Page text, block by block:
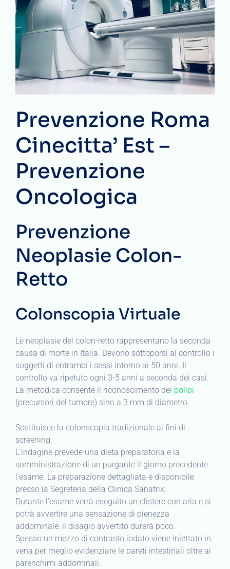
Prevenzione Roma
Cinecitta’ Est –
Prevenzione
Oncologica
Prevenzione
Neoplasie Colon-
Retto
Colonscopia Virtuale
Le neoplasie del colon-retto rappresentano la seconda
causa di morte in Italia. Devono sottoporsi al controllo i
soggetti di entrambi i sessi intorno ai 50 anni. Il
controllo va ripetuto ogni 3-5 anni a seconda dei casi.
La metodica consente il riconoscimento dei polipi
(precursori del tumore) sino a 3 mm di diametro.
Sostituisce la colonscopia tradizionale ai fini di
screening.
L’indagine prevede una dieta preparatoria e la
somministrazione di un purgante il giorno precedente
l’esame. La preparazione dettagliata è disponibile
presso la Segreteria della Clinica Sanatrix.
Durante l’esame verrà eseguito un clistere con aria e si
potrà avvertire una sensazione di pienezza
addominale: il disagio avvertito durerà poco.
Spesso un mezzo di contrasto iodato viene iniettato in
vena per meglio evidenziare le pareti intestinali oltre ai
parenchimi addominali.